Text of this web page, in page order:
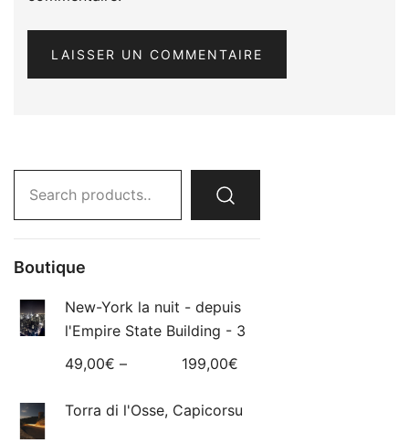
for:
Boutique
New-York la nuit - depuis
l'Empire State Building - 3
49,00€ – 199,00€
Torra di l'Osse, Capicorsu